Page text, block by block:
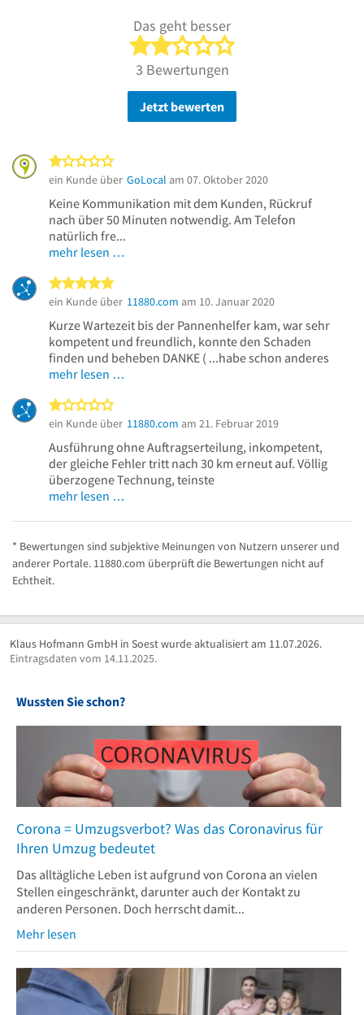
Das geht besser
2 von 5 Sternen
3 Bewertungen
Jetzt bewerten
ein Kunde über GoLocal am 07. Oktober 2020
Keine Kommunikation mit dem Kunden, Rückruf
nach über 50 Minuten notwendig. Am Telefon
natürlich fre...
mehr lesen …
ein Kunde über 11880.com am 10. Januar 2020
Kurze Wartezeit bis der Pannenhelfer kam, war sehr
kompetent und freundlich, konnte den Schaden
finden und beheben DANKE ( ...habe schon anderes
mehr lesen …
ein Kunde über 11880.com am 21. Februar 2019
Ausführung ohne Auftragserteilung, inkompetent,
der gleiche Fehler tritt nach 30 km erneut auf. Völlig
überzogene Technung, teinste
mehr lesen …
* Bewertungen sind subjektive Meinungen von Nutzern unserer und
anderer Portale. 11880.com überprüft die Bewertungen nicht auf
Echtheit.
Klaus Hofmann GmbH in Soest wurde aktualisiert am 11.07.2026.
Eintragsdaten vom 14.11.2025.
Wussten Sie schon?
Corona = Umzugsverbot? Was das Coronavirus für
Ihren Umzug bedeutet
Das alltägliche Leben ist aufgrund von Corona an vielen
Stellen eingeschränkt, darunter auch der Kontakt zu
anderen Personen. Doch herrscht damit...
Mehr lesen